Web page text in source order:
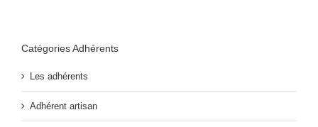
Catégories Adhérents
Les adhérents
Adhérent artisan